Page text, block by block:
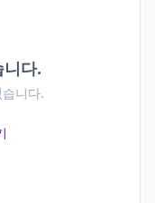
다.
니다.